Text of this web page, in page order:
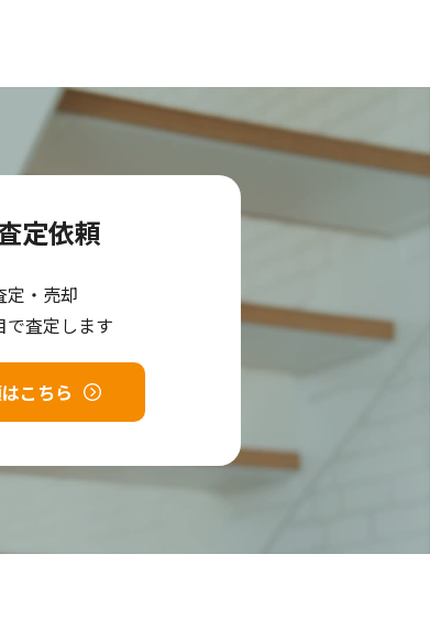
定依頼
定・売却
で査定します
こちら